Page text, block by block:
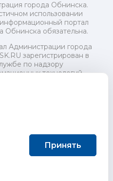
города Обнинска.
использовании
портал
Обнинска обязательна.
Администрации города
зарегистрирован в
по надзору
технологий
(Роскомнадзор) 24 июля
года.
Эл № ФС77-73321
(исполнительно-
округа "Город
Байкова Е.А.
почты Редакции:
+7 (484) 395-85-85
материалы 18+
персональных
Принять